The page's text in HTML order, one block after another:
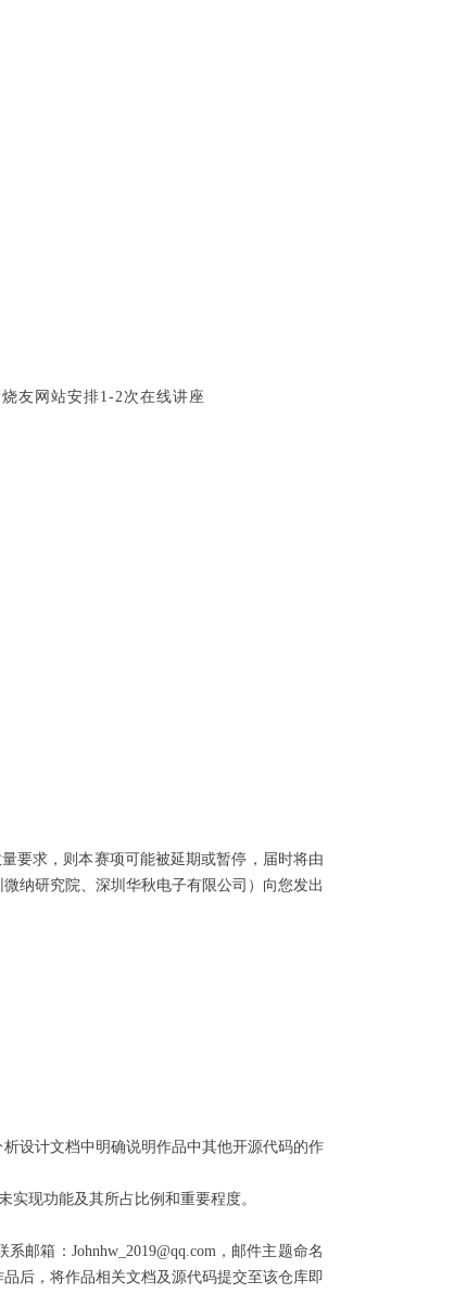
友网站安排1-2次在线讲座
要求，则本赛项可能被延期或暂停，届时将由
纳研究院、深圳华秋电子有限公司）向您发出
设计文档中明确说明作品中其他开源代码的作
现功能及其所占比例和重要程度。
箱：Johnhw_2019@qq.com，邮件主题命名
后，将作品相关文档及源代码提交至该仓库即